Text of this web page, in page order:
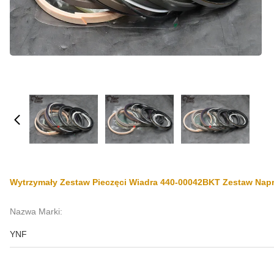
Wytrzymały Zestaw Pieczęci Wiadra 440-00042BKT Zestaw
Nazwa Marki:
YNF